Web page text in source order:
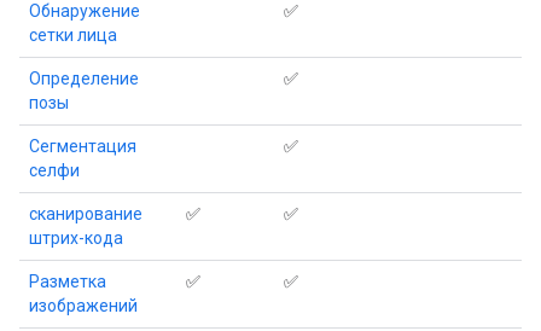
Обнаружение
сетки лица
✅
Определение
позы
✅
Сегментация
селфи
✅
сканирование
штрих-кода
✅ ✅
Разметка
изображений
✅ ✅